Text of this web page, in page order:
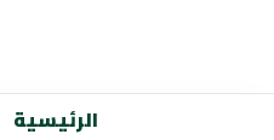
الرئيسية